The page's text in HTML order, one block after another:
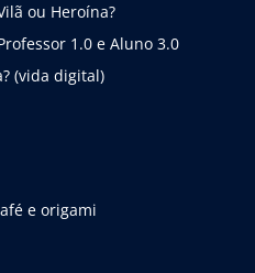
ou Heroína?
1.0 e Aluno 3.0
(vida digital)
e origami